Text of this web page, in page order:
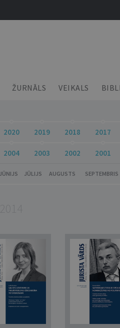
ŽURNĀLS VEIKALS
2020 2019 2018 2017
2004 2003 2002 2001
JŪNIJS JŪLIJS AUGUSTS SEPTEMBRIS